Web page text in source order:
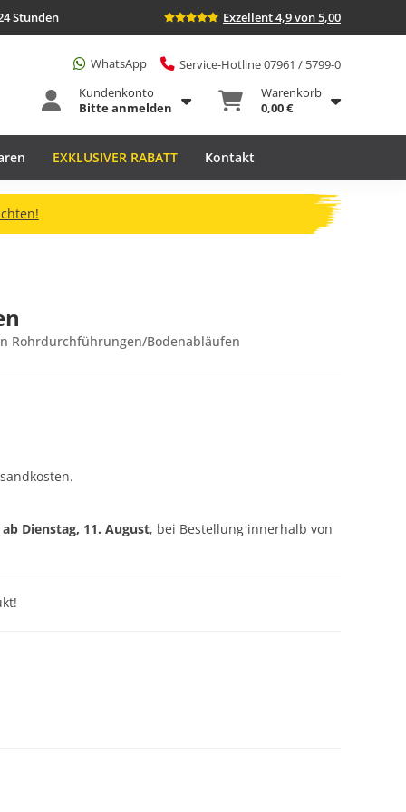
Stunden Exzellent 4,9 von 5,00
WhatsApp
Service-Hotline 07961 / 5799-0
Kundenkonto
Bitte anmelden
Warenkorb
0,00 €
EXKLUSIVER RABATT Kontakt
Rohrdurchführungen/Bodenabläufen
Dienstag, 11. August, bei Bestellung innerhalb von